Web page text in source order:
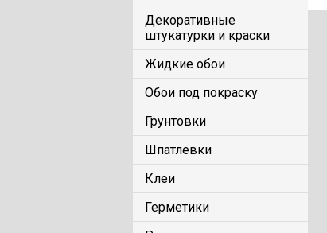
Декоративные
штукатурки и краски
Жидкие обои
Обои под покраску
Грунтовки
Шпатлевки
Клеи
Герметики